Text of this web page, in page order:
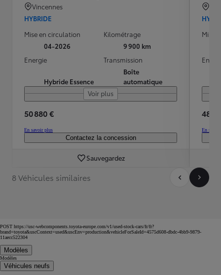
Vincennes
HYBRIDE
Mise en circulation
04-2026
Kilométrage
9 900 km
Energie
Hybride Essence
Transmission
Boîte
automatique
Voir plus
50 880 €
En savoir plus
Contactez la concession
Sauvegardez
Mise
48
En
8 Véhicules similaires
POST https://usc-webcomponents.toyota-europe.com/v1/used-stock-cars/fr/fr?
brand=toyota&uscContext=used&uscEnv=production&vehicleForSaleId=4575d608-dbdc-4bb9-9879-
11aecc522304
Modèles
Modèles
Véhicules neufs